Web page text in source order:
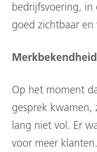
bedrijfsvoering,
goed zichtbaar
Merkbekendheid
Op het moment
gesprek kwamen,
lang niet vol. Er
voor meer